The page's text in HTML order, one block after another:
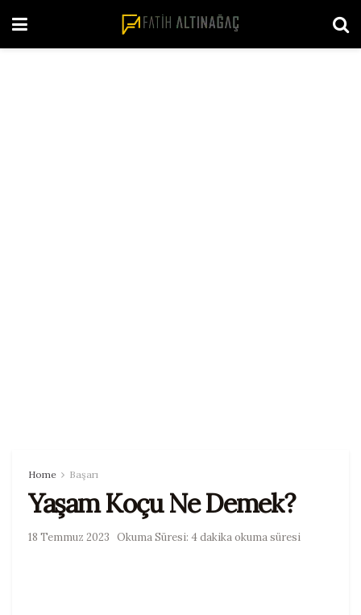
Home Başarı
Yaşam Koçu Ne Demek?
18 Temmuz 2023 Okuma Süresi: 4 dakika okuma süresi